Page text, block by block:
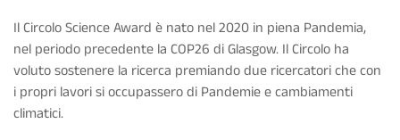
Il Circolo Science Award è nato nel 2020 in piena Pandemia,
nel periodo precedente la COP26 di Glasgow. Il Circolo ha
voluto sostenere la ricerca premiando due ricercatori che con
i propri lavori si occupassero di Pandemie e cambiamenti
climatici.